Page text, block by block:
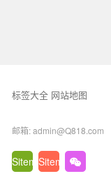
标签大全 网站地图
邮箱: admin@Q818.com
Sitemap.txtSitemap.xml